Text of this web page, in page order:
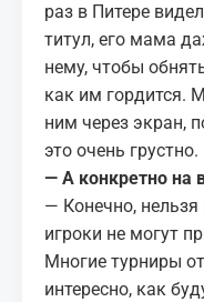
раз в Питере
титул, его мама
нему, чтобы
как им гордится.
ним через экран,
это очень грустно.
— А конкретно на
— Конечно,
игроки не могут
Многие турниры
интересно, как